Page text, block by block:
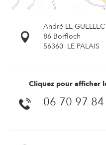
André LE GUELLEC
86 Borfloch
56360 LE PALAIS
Cliquez pour afficher
06 70 97 84